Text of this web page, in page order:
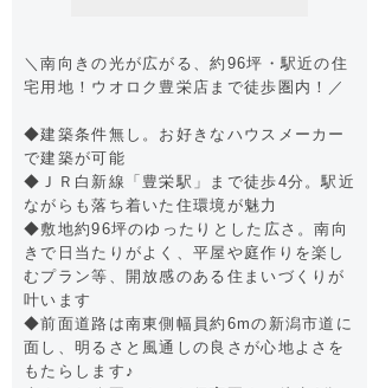
＼南向きの光が広がる、約96坪・駅近の住
宅用地！ウオロク豊栄店まで徒歩圏内！／
◆建築条件無し。お好きなハウスメーカー
で建築が可能
◆ＪＲ白新線「豊栄駅」まで徒歩4分。駅近
ながらも落ち着いた住環境が魅力
◆敷地約96坪のゆったりとした広さ。南向
きで日当たりがよく、平屋や庭作りを楽し
むプラン等、開放感のある住まいづくりが
叶います
◆前面道路は南東側幅員約6mの新潟市道に
面し、明るさと風通しの良さが心地よさを
もたらします♪